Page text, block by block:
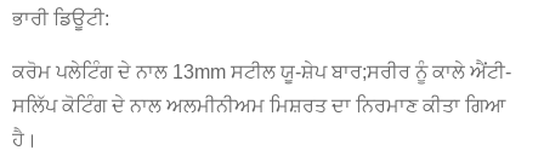
ਭਾਰੀ ਡਿਊਟੀ:
ਕਰੋਮ ਪਲੇਟਿੰਗ ਦੇ ਨਾਲ 13mm ਸਟੀਲ ਯੂ-ਸ਼ੇਪ ਬਾਰ;ਸਰੀਰ ਨੂੰ ਕਾਲੇ ਐਂਟੀ-
ਸਲਿੱਪ ਕੋਟਿੰਗ ਦੇ ਨਾਲ ਅਲਮੀਨੀਅਮ ਮਿਸ਼ਰਤ ਦਾ ਨਿਰਮਾਣ ਕੀਤਾ ਗਿਆ
ਹੈ।